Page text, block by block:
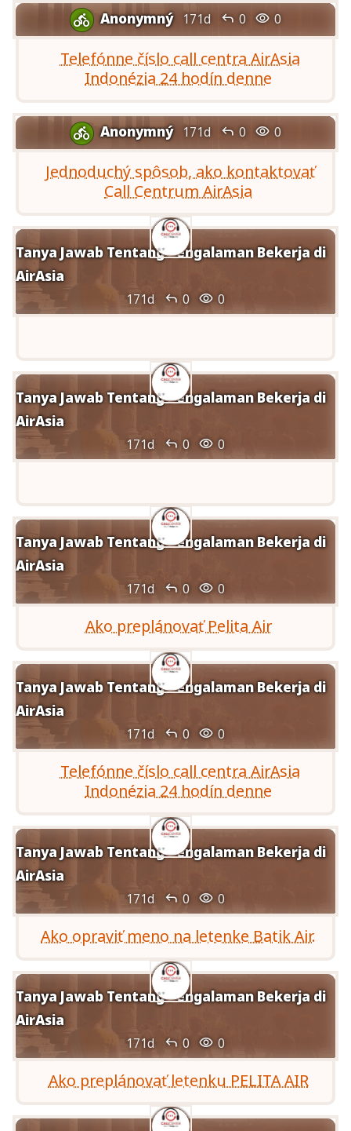
 Anonymný 171d  0  0
Telefónne číslo call centra AirAsia
Indonézia 24 hodín denne
 Anonymný 171d  0  0
Jednoduchý spôsob, ako kontaktovať
Call Centrum AirAsia
Tanya Jawab Tentang Pengalaman Bekerja di
AirAsia
171d  0  0
Tanya Jawab Tentang Pengalaman Bekerja di
AirAsia
171d  0  0
Tanya Jawab Tentang Pengalaman Bekerja di
AirAsia
171d  0  0
Ako preplánovať Pelita Air
Tanya Jawab Tentang Pengalaman Bekerja di
AirAsia
171d  0  0
Telefónne číslo call centra AirAsia
Indonézia 24 hodín denne
Tanya Jawab Tentang Pengalaman Bekerja di
AirAsia
171d  0  0
Ako opraviť meno na letenke Batik Air.
Tanya Jawab Tentang Pengalaman Bekerja di
AirAsia
171d  0  0
Ako preplánovať letenku PELITA AIR